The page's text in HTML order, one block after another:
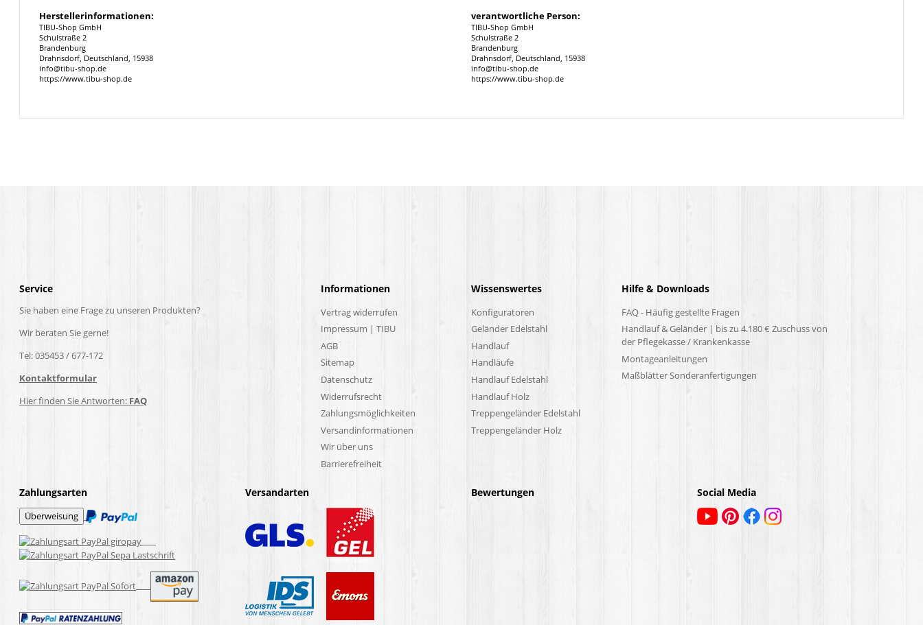
Herstellerinformationen:
TIBU-Shop GmbH
Schulstraße 2
Brandenburg
Drahnsdorf, Deutschland, 15938
info@tibu-shop.de
https://www.tibu-shop.de
verantwortliche Person:
TIBU-Shop GmbH
Schulstraße 2
Brandenburg
Drahnsdorf, Deutschland, 15938
info@tibu-shop.de
https://www.tibu-shop.de
Service
Sie haben eine Frage zu unseren Produkten?
Wir beraten Sie gerne!
Tel: 035453 / 677-172
Kontaktformular
Hier finden Sie Antworten: FAQ
Informationen
Vertrag widerrufen
Impressum | TIBU
AGB
Sitemap
Datenschutz
Widerrufsrecht
Zahlungsmöglichkeiten
Versandinformationen
Wir über uns
Barrierefreiheit
Wissenswertes
Konfiguratoren
Geländer Edelstahl
Handlauf
Handläufe
Handlauf Edelstahl
Handlauf Holz
Treppengeländer Edelstahl
Treppengeländer Holz
Hilfe & Downloads
FAQ - Häufig gestellte Fragen
Handlauf & Geländer | bis zu 4.180 € Zuschuss von
der Pflegekasse / Krankenkasse
Montageanleitungen
Maßblätter Sonderanfertigungen
Zahlungsarten Versandarten Bewertungen Social Media